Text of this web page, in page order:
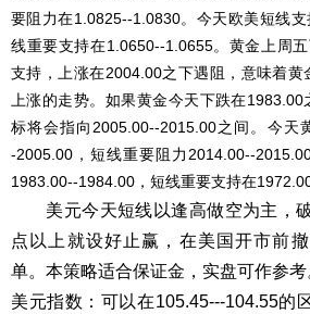
要阻力在1.0825--1.0830。今天欧美短线
线重要支持在1.0650--1.0655。黄金上周
支持，上涨在2004.00之下遇阻，意味着
上涨的走势。如果黄金今天下跌在
标将会指向2005.00--2015.00之间。今天
-2005.00，短线重要阻力2014.00--
1983.00--1984.00，短线重要支持在
美元今天短线以逢高做空为主，
点以上就设好止赢，在美国开市前
单。本策略适合保证金，实盘可作参考
美元指数：可以在105.45---104.55的